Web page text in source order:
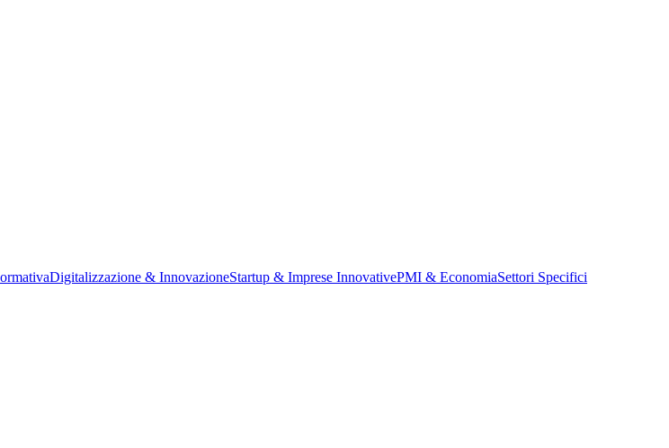
Digitalizzazione & InnovazioneStartup & Imprese InnovativePMI & EconomiaSettori Specifici